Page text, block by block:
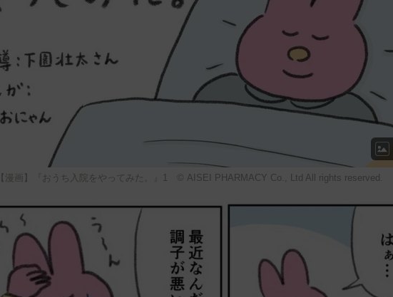
【漫画】『おうち入院をやってみた。』1 © AISEI PHARMACY Co., Ltd All rights reserved.